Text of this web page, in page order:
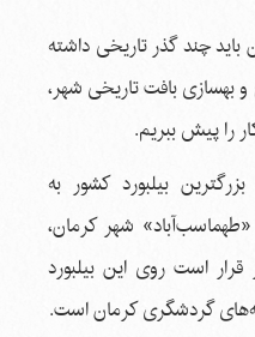
باید چند گذر تاریخی داشته
بهسازی بافت تاریخی شهر،
را پیش ببریم.
بیلبورد کشور به
«طهماسب‌آباد» شهر کرمان،
قرار است روی این بیلبورد
گردشگری کرمان است.